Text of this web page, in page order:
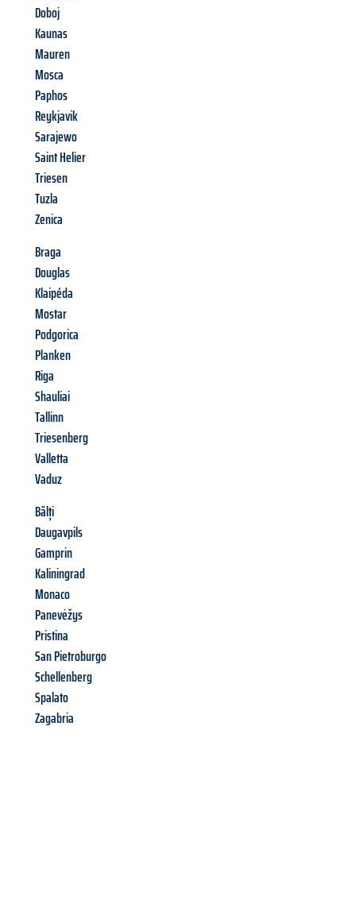
Doboj
Kaunas
Mauren
Mosca
Paphos
Reykjavik
Sarajewo
Saint Helier
Triesen
Tuzla
Zenica
Braga
Douglas
Klaipéda
Mostar
Podgorica
Planken
Riga
Shauliai
Tallinn
Triesenberg
Valletta
Vaduz
Bălți
Daugavpils
Gamprin
Kaliningrad
Monaco
Panevėžys
Pristina
San Pietroburgo
Schellenberg
Spalato
Zagabria